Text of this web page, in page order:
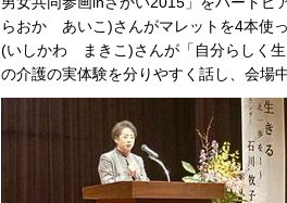
らおか あいこ)さんがマレットを4本使
(いしかわ まきこ)さんが「自分らしく
の介護の実体験を分りやすく話し、会場